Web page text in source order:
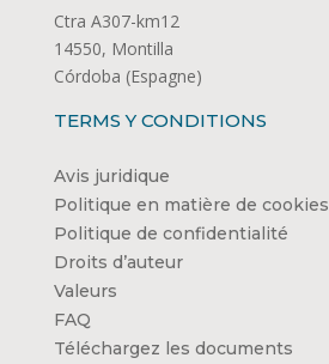
Ctra A307-km12
14550, Montilla
Córdoba (Espagne)
TERMS Y CONDITIONS
Avis juridique
Politique en matière de cookies
Politique de confidentialité
Droits d’auteur
Valeurs
FAQ
Téléchargez les documents